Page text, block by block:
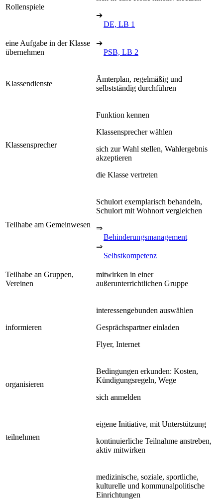
Rollenspiele
➔
DE, LB 1
eine Aufgabe in der Klasse
übernehmen
➔
PSB, LB 2
Klassendienste
Ämterplan, regelmäßig und
selbstständig durchführen
Klassensprecher
Funktion kennen
Klassensprecher wählen
sich zur Wahl stellen, Wahlergebnis
akzeptieren
die Klasse vertreten
Teilhabe am Gemeinwesen
Schulort exemplarisch behandeln,
Schulort mit Wohnort vergleichen
⇒
Behinderungsmanagement
⇒
Selbstkompetenz
Teilhabe an Gruppen,
Vereinen
mitwirken in einer
außerunterrichtlichen Gruppe
informieren
interessengebunden auswählen
Gesprächspartner einladen
Flyer, Internet
organisieren
Bedingungen erkunden: Kosten,
Kündigungsregeln, Wege
sich anmelden
teilnehmen
eigene Initiative, mit Unterstützung
kontinuierliche Teilnahme anstreben,
aktiv mitwirken
medizinische, soziale, sportliche,
kulturelle und kommunalpolitische
Einrichtungen